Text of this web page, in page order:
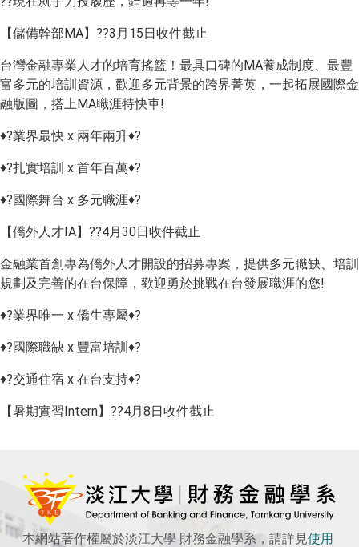
【儲備幹部MA】??3月15日收件截止
台灣金融專業人才的培育搖籃！最具口碑的MA養成制度、最豐
富多元的培訓資源，歡迎多元背景的跨界菁英，一起拓展國際金
融版圖，搭上MA職涯特快車!
♦?業界最快 x 兩年兩升♦?
♦?扎實培訓 x 首年百萬♦?
♦?國際舞台 x 多元職涯♦?
【僑外人才IA】??4月30日收件截止
金融業首創專為僑外人才開設的招募專案，提供多元職缺、培訓
規劃及完善的在台保障，歡迎勇於挑戰在台發展職涯的您!
♦?業界唯一 x 僑生專屬♦?
♦?國際職缺 x 豐富培訓♦?
♦?交通住宿 x 在台支持♦?
【暑期實習Intern】??4月8日收件截止
本網站著作權屬於淡江大學 財務金融學系，請詳見使用